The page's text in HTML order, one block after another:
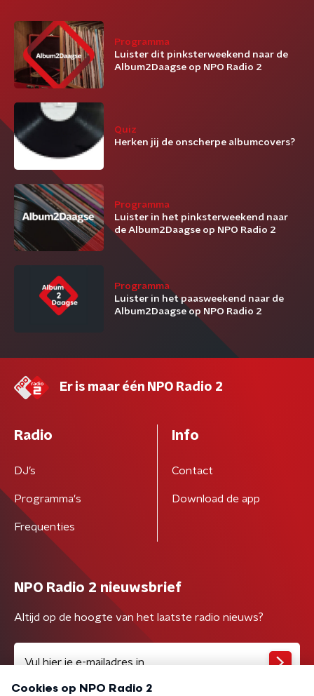
Programma
Luister dit pinksterweekend naar de
Album2Daagse op NPO Radio 2
Quiz
Herken jij de onscherpe albumcovers?
Programma
Luister in het pinksterweekend naar
de Album2Daagse op NPO Radio 2
Programma
Luister in het paasweekend naar de
Album2Daagse op NPO Radio 2
Er is maar één NPO Radio 2
Radio
DJ’s
Programma's
Frequenties
Info
Contact
Download de app
NPO Radio 2 nieuwsbrief
Altijd op de hoogte van het laatste radio nieuws?